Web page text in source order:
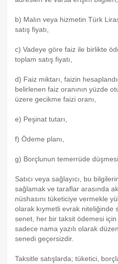
b) Malın veya hizmetin Türk
satış fiyatı,
c) Vadeye göre faiz ile birlikte
toplam satış fiyatı,
d) Faiz miktarı, faizin
belirlenen faiz oranının yüzde
üzere gecikme faizi oranı,
e) Peşinat tutarı,
f) Ödeme planı,
g) Borçlunun temerrüde
Satıcı veya sağlayıcı, bu
sağlamak ve taraflar arasında
nüshasını tüketiciye vermekle
olarak kıymetli evrak niteliğinde
senet, her bir taksit ödemesi için
sadece nama yazılı olarak
senedi geçersizdir.
Taksitle satışlarda; tüketici,